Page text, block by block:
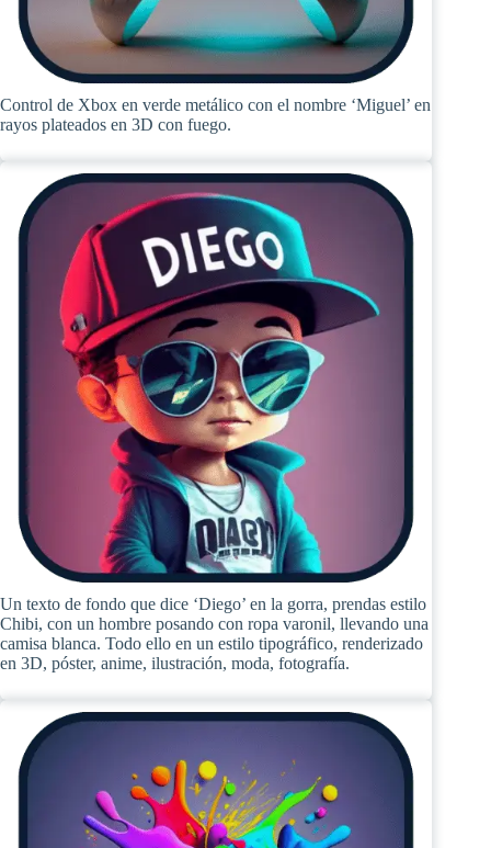
Control de Xbox en verde metálico con el nombre ‘Miguel’ en
rayos plateados en 3D con fuego.
Un texto de fondo que dice ‘Diego’ en la gorra, prendas estilo
Chibi, con un hombre posando con ropa varonil, llevando una
camisa blanca. Todo ello en un estilo tipográfico, renderizado
en 3D, póster, anime, ilustración, moda, fotografía.